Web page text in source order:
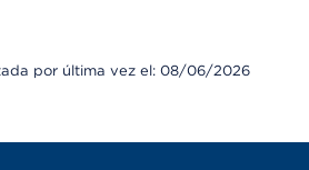
por última vez el: 08/06/2026